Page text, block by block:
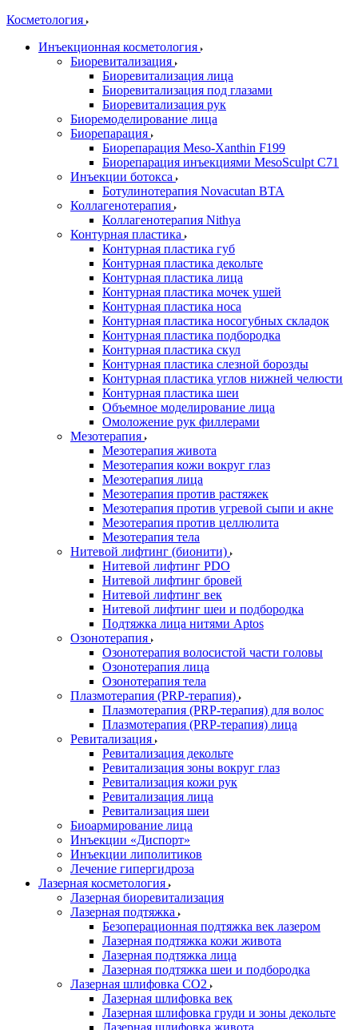
Косметология
Инъекционная косметология
Биоревитализация
Биоревитализация лица
Биоревитализация под глазами
Биоревитализация рук
Биоремоделирование лица
Биорепарация
Биорепарация Meso-Xanthin F199
Биорепарация инъекциями MesoSculpt C71
Инъекции ботокса
Ботулинотерапия Novacutan BTA
Коллагенотерапия
Коллагенотерапия Nithya
Контурная пластика
Контурная пластика губ
Контурная пластика декольте
Контурная пластика лица
Контурная пластика мочек ушей
Контурная пластика носа
Контурная пластика носогубных складок
Контурная пластика подбородка
Контурная пластика скул
Контурная пластика слезной борозды
Контурная пластика углов нижней челюсти
Контурная пластика шеи
Объемное моделирование лица
Омоложение рук филлерами
Мезотерапия
Мезотерапия живота
Мезотерапия кожи вокруг глаз
Мезотерапия лица
Мезотерапия против растяжек
Мезотерапия против угревой сыпи и акне
Мезотерапия против целлюлита
Мезотерапия тела
Нитевой лифтинг (бионити)
Нитевой лифтинг PDO
Нитевой лифтинг бровей
Нитевой лифтинг век
Нитевой лифтинг шеи и подбородка
Подтяжка лица нитями Aptos
Озонотерапия
Озонотерапия волосистой части головы
Озонотерапия лица
Озонотерапия тела
Плазмотерапия (PRP-терапия)
Плазмотерапия (PRP-терапия) для волос
Плазмотерапия (PRP-терапия) лица
Ревитализация
Ревитализация декольте
Ревитализация зоны вокруг глаз
Ревитализация кожи рук
Ревитализация лица
Ревитализация шеи
Биоармирование лица
Инъекции «Диспорт»
Инъекции липолитиков
Лечение гипергидроза
Лазерная косметология
Лазерная биоревитализация
Лазерная подтяжка
Безоперационная подтяжка век лазером
Лазерная подтяжка кожи живота
Лазерная подтяжка лица
Лазерная подтяжка шеи и подбородка
Лазерная шлифовка CO2
Лазерная шлифовка век
Лазерная шлифовка груди и зоны декольте
Лазерная шлифовка живота